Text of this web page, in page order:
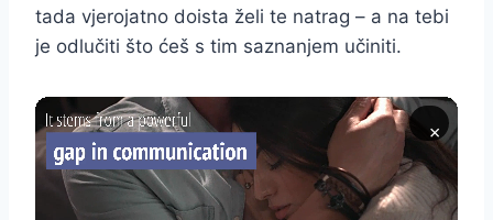
tada vjerojatno doista želi te natrag – a na tebi
je odlučiti što ćeš s tim saznanjem učiniti.
×